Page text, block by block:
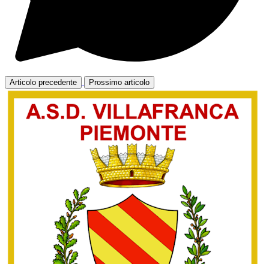
Articolo precedente Prossimo articolo